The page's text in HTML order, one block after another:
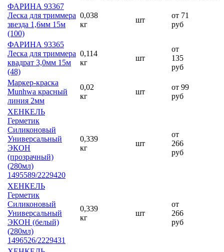
ФАРИНА 93367
Леска для триммера
звезда 1,6мм 15м
(100)
0,038
кг
шт
от 71
руб
ФАРИНА 93365
Леска для триммера
квадрат 3,0мм 15м
(48)
0,114
кг
шт
от
135
руб
Маркер-краска
Munhwa красный
линия 2мм
0,02
кг
шт
от 99
руб
ХЕНКЕЛЬ
Герметик
Силиконовый
Универсальный
ЭКОН
(прозрачный)
(280мл)
1495589/2229420
0,339
кг
шт
от
266
руб
ХЕНКЕЛЬ
Герметик
Силиконовый
Универсальный
ЭКОН (белый)
(280мл)
1496526/2229431
0,339
кг
шт
от
266
руб